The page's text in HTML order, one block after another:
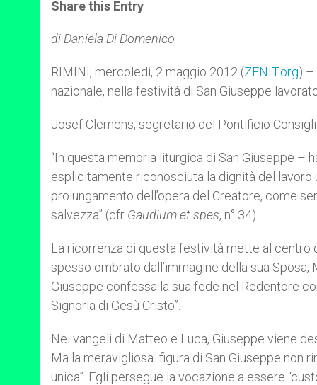
s
p
p
e
g
e
b
o
k
r
Share this Entry
di Daniela Di Domenico
RIMINI, mercoledì, 2 maggio 2012 (ZENIT.org) –
nazionale, nella festività di San Giuseppe
Josef Clemens, segretario del Pontificio
“In questa memoria liturgica di San Giuseppe –
esplicitamente riconosciuta la dignità del lavoro
prolungamento dell’opera del Creatore, come
salvezza” (cfr Gaudium et spes, n° 34).
La ricorrenza di questa festività mette al centro
spesso ombrato dall’immagine della sua Sposa,
Giuseppe confessa la sua fede nel Redentore
Signoria di Gesù Cristo”.
Nei vangeli di Matteo e Luca, Giuseppe viene
Ma la meravigliosa figura di San Giuseppe non
unica”. Egli persegue la vocazione a essere